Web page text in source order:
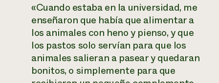
Servicios energéticos comerciales
Servicios energéticos residenciales
LIHEAP
Centro de intercambio de información AgriSolar
Noticias
Internship Hub
Buscar prácticas
Contratar a un becario
contribuyen a la
resiliencia de la
comunidad.
DONAR AHORA
«Cuando estaba en la universidad, me
enseñaron que había que alimentar a
los animales con heno y pienso, y que
los pastos solo servían para que los
animales salieran a pasear y quedaran
bonitos, o simplemente para que